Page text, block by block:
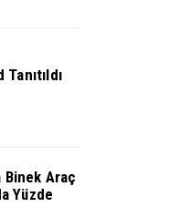
Binek Araç
Yüzde